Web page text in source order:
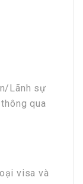
Lãnh sự
qua
visa và